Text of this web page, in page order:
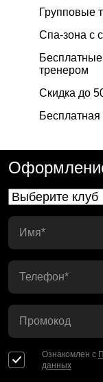
Групповые
Спа-зона с
тренером
Скидка до
Имя*
Телефон*
Промокод
Ознакомлен с
данных